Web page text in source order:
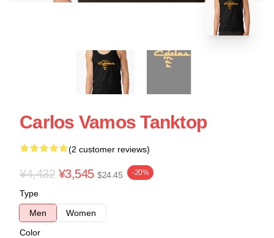
Carlos Vamos Tanktop
(2 customer reviews)
¥4,432 ¥3,545 $24.45 -20%
Type
Men
Women
Color